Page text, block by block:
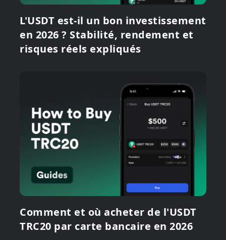
L'USDT est-il un bon investissement
en 2026 ? Stabilité, rendement et
risques réels expliqués
Comment et où acheter de l'USDT
TRC20 par carte bancaire en 2026